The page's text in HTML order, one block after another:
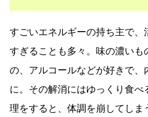
すごいエネルギーの持ち主で
すぎることも多々。味の濃いも
の、アルコールなどが好きで
に。その解消にはゆっくり食
理をすると、体調を崩してしま